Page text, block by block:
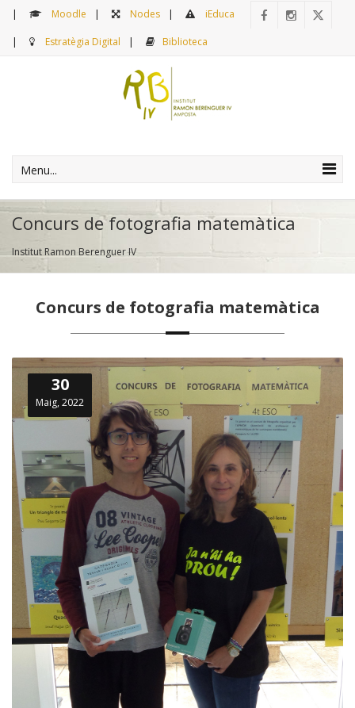
Moodle Nodes iEduca
Estratègia Digital Biblioteca
Menu...
Concurs de fotografia matemàtica
Institut Ramon Berenguer IV
Concurs de fotografia matemàtica
30
Maig, 2022